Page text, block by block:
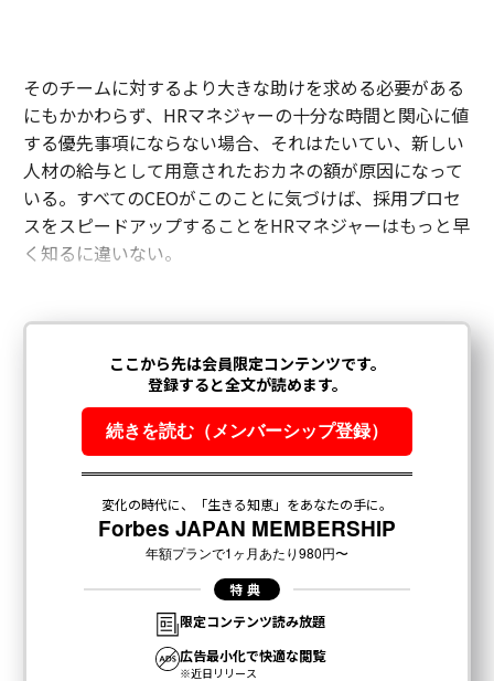
そのチームに対するより大きな助けを求める必要がある
にもかかわらず、 HRマネジャーの十分な時間と関心に値
する優先事項にならない場合、それはたいてい、新しい
人材の給与として用意されたおカネの額が原因になって
いる。すべてのCEOがこのことに気づけば、採用プロセ
スをスピードアップすることをHRマネジャーはもっと早
く知るに違いない。